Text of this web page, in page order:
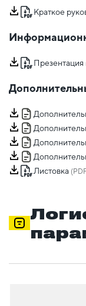
Краткое
Презентация
Листовка